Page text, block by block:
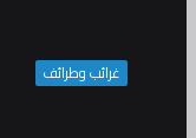
غرائب وطرائف